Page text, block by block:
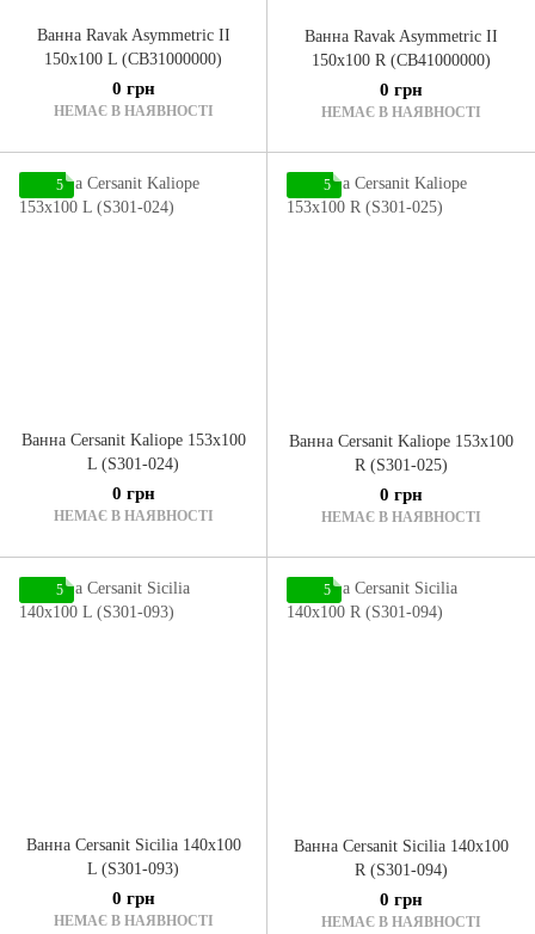
Ванна Ravak Asymmetric II
150x100 L (CB31000000)
0 грн
НЕМАЄ В НАЯВНОСТІ
Ванна Ravak Asymmetric II
150x100 R (CB41000000)
0 грн
НЕМАЄ В НАЯВНОСТІ
5
Ванна Cersanit Kaliope 153x100
L (S301-024)
0 грн
НЕМАЄ В НАЯВНОСТІ
5
Ванна Cersanit Kaliope 153x100
R (S301-025)
0 грн
НЕМАЄ В НАЯВНОСТІ
5
Ванна Cersanit Sicilia 140x100
L (S301-093)
0 грн
НЕМАЄ В НАЯВНОСТІ
5
Ванна Cersanit Sicilia 140x100
R (S301-094)
0 грн
НЕМАЄ В НАЯВНОСТІ